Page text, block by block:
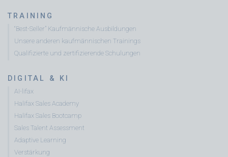
TRAINING
“Best-Seller” Kaufmännische Ausbildungen
Unsere anderen kaufmännischen Trainings
Qualifizierte und zertifizierende Schulungen
DIGITAL & KI
AI-lifax
Halifax Sales Academy
Halifax Sales Bootcamp
Sales Talent Assessment
Adaptive Learning
Verstärkung